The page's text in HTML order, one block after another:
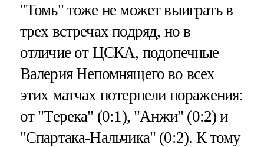
"Томь" тоже не может выиграть в
трех встречах подряд, но в
отличие от ЦСКА, подопечные
Валерия Непомнящего во всех
этих матчах потерпели поражения:
от "Терека" (0:1), "Анжи" (0:2) и
"Спартака-Нальчика" (0:2). К тому